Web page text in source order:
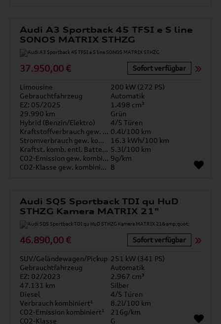
Audi A3 Sportback 45 TFSI e S line
SONOS MATRIX STHZG
37.950,00 € Sofort verfügbar
Limousine
200 kW (272 PS)
Gebrauchtfahrzeug
Automatik
EZ: 05/2025
1.498 cm³
29.990 km
Grün
Hybrid (Benzin/Elektro)
4/5 Türen
Kraftstoffverbrauch gew. kombiniert 0.4l/100 km
Stromverbrauch gew. kombiniert
16.3 kWh/100 km
Kraftst. komb. entl. Batterie 5.3l/100 km
CO2-Emission gew. kombiniert 9g/km
CO2-Klasse gew. kombiniert B
Audi SQ5 Sportback TDI qu HuD
STHZG Kamera MATRIX 21"
46.890,00 € Sofort verfügbar
SUV/Geländewagen/Pickup 251 kW (341 PS)
Gebrauchtfahrzeug
Automatik
EZ: 02/2023
2.967 cm³
47.131 km
Silber
Diesel
4/5 Türen
Verbrauch kombiniert¹
8.2l/100 km
CO2-Emission kombiniert¹
216g/km
CO2-Klasse
G